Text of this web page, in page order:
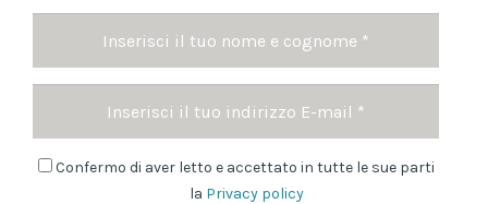
e
Email
Newsletter
Confermo di aver letto e accettato in tutte le sue parti
la Privacy policy